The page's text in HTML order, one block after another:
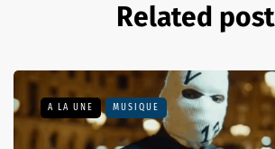
Related
A LA UNE MUSIQUE